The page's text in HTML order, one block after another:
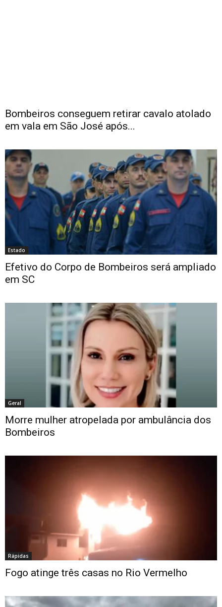
Bombeiros conseguem retirar cavalo atolado
em vala em São José após...
Estado
Efetivo do Corpo de Bombeiros será ampliado
em SC
Geral
Morre mulher atropelada por ambulância dos
Bombeiros
Rápidas
Fogo atinge três casas no Rio Vermelho